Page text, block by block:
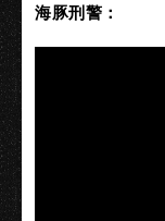
海豚刑警：